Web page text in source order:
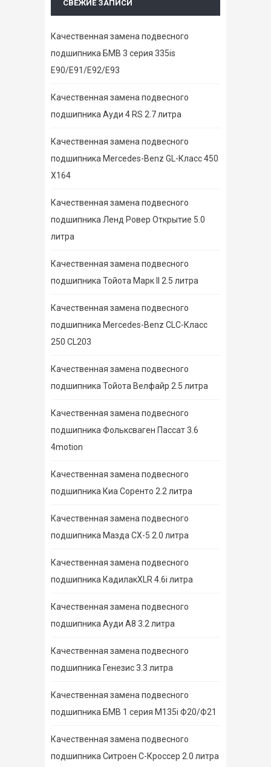
СВЕЖИЕ ЗАПИСИ
Качественная замена подвесного
подшипника БМВ 3 серия 335is
E90/E91/E92/E93
Качественная замена подвесного
подшипника Ауди 4 RS 2.7 литра
Качественная замена подвесного
подшипника Mercedes-Benz GL-Класс 450
X164
Качественная замена подвесного
подшипника Ленд Ровер Открытие 5.0
литра
Качественная замена подвесного
подшипника Тойота Марк II 2.5 литра
Качественная замена подвесного
подшипника Mercedes-Benz CLC-Класс
250 CL203
Качественная замена подвесного
подшипника Тойота Велфайр 2.5 литра
Качественная замена подвесного
подшипника Фольксваген Пассат 3.6
4motion
Качественная замена подвесного
подшипника Киа Соренто 2.2 литра
Качественная замена подвесного
подшипника Мазда СХ-5 2.0 литра
Качественная замена подвесного
подшипника КадилакXLR 4.6i литра
Качественная замена подвесного
подшипника Ауди А8 3.2 литра
Качественная замена подвесного
подшипника Генезис 3.3 литра
Качественная замена подвесного
подшипника БМВ 1 серия M135i Ф20/Ф21
Качественная замена подвесного
подшипника Ситроен С-Кроссер 2.0 литра